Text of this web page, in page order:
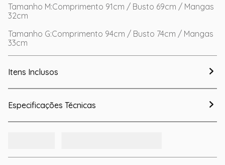
Tamanho M:Comprimento 91cm / Busto 69cm / Mangas
32cm
Tamanho G:Comprimento 94cm / Busto 74cm / Mangas
33cm
Itens Inclusos
Especificações Técnicas